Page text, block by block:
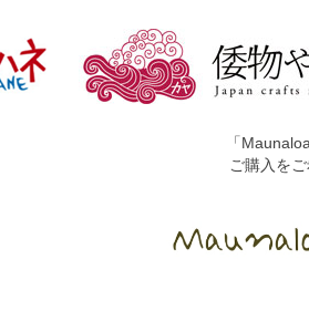
「
ご購入を